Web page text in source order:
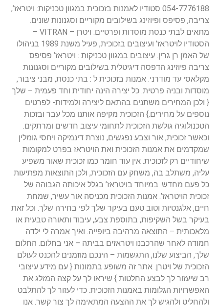
054-7776188 סטודיו לאמנות בזכוכית במגוון טכניקות: ויטראז’,
צריבה, פסיפס ופיוזינג בשילובים מקוריים וסגנונות שונים.
מתאים לבתי כנסת מוסדות ופרטיים. ויטרן – VITRAN –
הסטודיו לויטראז’ ועיצובים בזכוכית, פעיל משנת 1989 בניהולו
של האמן רן גרין. עיצובים במגוון טכניקות : ויטראז’ פסיפס
צריבה פיוזינג הדפסה דיגיטלית בשילובים מקוריים וסגנונות
מקלאסי עד מודרני. אמנות בזכוכית ל : בתי כנסת, מבני ציבור,
מוסדות ובניה פרטית. כל יצירה הינה יחודית וחד פעמית – שלך
{ ולכן המחירים משתנים בהתאם ליצירה ולמידות- לפרטים
נוספים על מחירים.} הזכוכית מקיפה אותנו מכל עבר ובזכות
הטכנולוגיה גולשת הזכוכית לתחומי עיצוב חדשים ומרתקים.
וכאשר זכוכית, אור וצבע נפגשים, נוצרת דינמיקה ויחסי גומלין
שמקדמים את אמנות הזכוכית ואת הויטראז בפרט למקומות
שיחודיים רק לזכוכית. אין עוד חומר כמו זכוכית שאור משפיע
עליה, משתלב בה, משחק עם הזכוכית, ולכן התוצאות מפתיעות
כל פעם מחדש. במיוחד בויטראז’ בגלל איכותה הגבוהה של
זכוכית הויטראז’. אמנות הזכוכית מכניסה אור עשיר, שמחת
חיים, אלגנטיות וטוב טעם בעיקר שלך לפי בחירה שלך. וכל זאת
בעיקר בשל השקיפות, בתוספת צבע, עיבוד ותאורה טבעית או
מלאכותית – התוצאה מרהיבה ביופייה. ואיך אמרה לי ילדה
חמודה לאחר שהרכבנו ויטראזים בביתה – אני בחלום. החלום
שלך, הביצוע שלנו, התגשמות – הינכם מוזמנים להכנס לעולם
הזכוכית של ויטרן. אתר זה משופע בתמונות { עם מידע עיצובי
רב שיעזור לך לבצע החלטות } שיראו לך על קצה המזלג את
האפשרויות הגלומות באמנות הזכוכית. כדי לעזור לך להתלבט
ולהחליט ולהגיש לך את ההצעה המתאימה לך צור קשר. אנו